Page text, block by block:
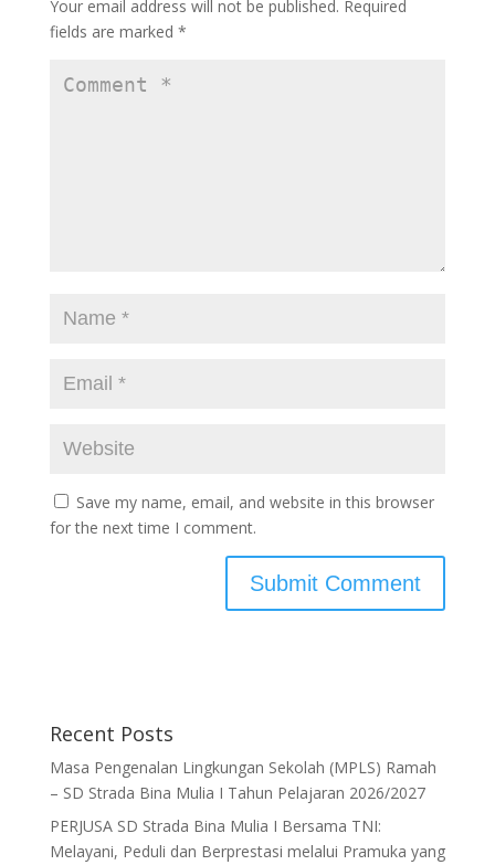
k
Your email address will not be published. Required
fields are marked *
Save my name, email, and website in this browser
for the next time I comment.
Recent Posts
Masa Pengenalan Lingkungan Sekolah (MPLS) Ramah
– SD Strada Bina Mulia I Tahun Pelajaran 2026/2027
PERJUSA SD Strada Bina Mulia I Bersama TNI:
Melayani, Peduli dan Berprestasi melalui Pramuka yang